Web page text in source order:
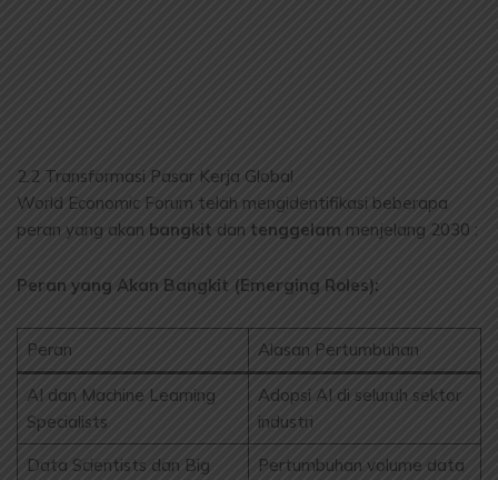
2.2 Transformasi Pasar Kerja Global
World Economic Forum telah mengidentifikasi beberapa
peran yang akan bangkit dan tenggelam menjelang 2030 :
Peran yang Akan Bangkit (Emerging Roles):
Peran Alasan Pertumbuhan
AI dan Machine Learning
Specialists
Adopsi AI di seluruh sektor
industri
Data Scientists dan Big
Pertumbuhan volume data